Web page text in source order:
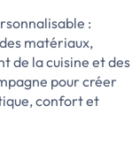
:
matériaux,
de la cuisine et des
pour créer
confort et